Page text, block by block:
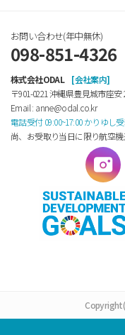
お問い合わせ(年中無休)
098-851-4326
株式会社ODAL
[会社案内]
〒901-0221 沖縄県豊見城市座安
Email : anne@odal.co.kr
電話受付 09:00~17:00 かりゆし
尚、お受取り当日に限り航空